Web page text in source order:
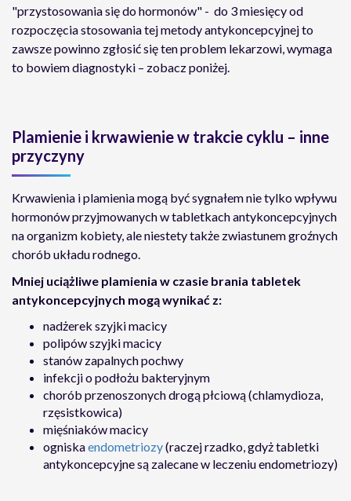
"przystosowania się do hormonów" - do 3 miesięcy od
rozpoczęcia stosowania tej metody antykoncepcyjnej to
zawsze powinno zgłosić się ten problem lekarzowi, wymaga
to bowiem diagnostyki – zobacz poniżej.
Plamienie i krwawienie w trakcie cyklu – inne
przyczyny
Krwawienia i plamienia mogą być sygnałem nie tylko wpływu
hormonów przyjmowanych w tabletkach antykoncepcyjnych
na organizm kobiety, ale niestety także zwiastunem groźnych
chorób układu rodnego.
Mniej uciążliwe plamienia w czasie brania tabletek
antykoncepcyjnych mogą wynikać z:
nadżerek szyjki macicy
polipów szyjki macicy
stanów zapalnych pochwy
infekcji o podłożu bakteryjnym
chorób przenoszonych drogą płciową (chlamydioza,
rzęsistkowica)
mięśniaków macicy
ogniskaendometriozy(raczej rzadko, gdyż tabletki
antykoncepcyjne są zalecane w leczeniu endometriozy)